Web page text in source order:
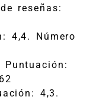
reseñas:
4,4. Número
Puntuación:
4,3.